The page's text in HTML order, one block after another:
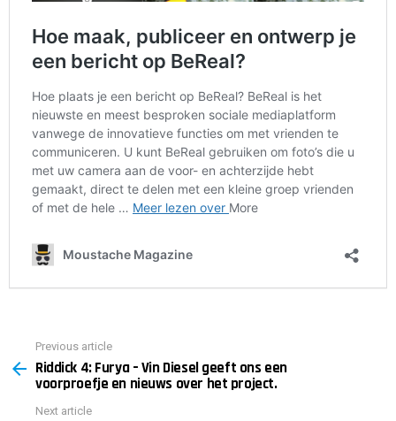
more
Previous article
Riddick 4: Furya – Vin Diesel geeft ons een
voorproefje en nieuws over het project.
Next article